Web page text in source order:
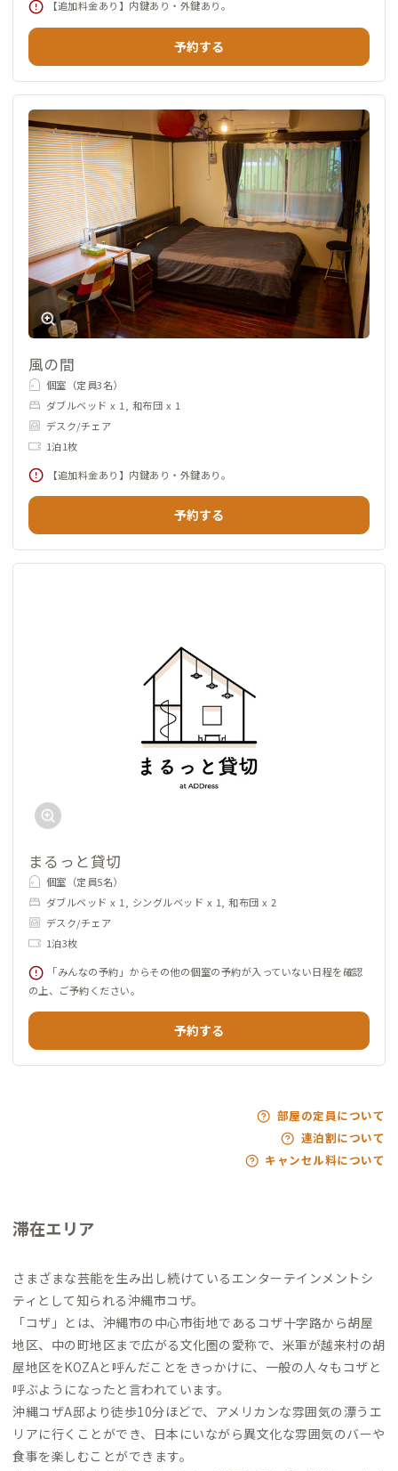
【追加料金あり】内鍵あり・外鍵あり。
予約する
風の間
個室（定員3名）
ダブルベッド x 1, 和布団 x 1
デスク/チェア
1泊1枚
【追加料金あり】内鍵あり・外鍵あり。
予約する
まるっと貸切
個室（定員5名）
ダブルベッド x 1, シングルベッド x 1, 和布団 x 2
デスク/チェア
1泊3枚
「みんなの予約」からその他の個室の予約が入っていない日程を確認
の上、ご予約ください。
予約する
部屋の定員について
連泊割について
キャンセル料について
滞在エリア
さまざまな芸能を生み出し続けているエンターテインメントシ
ティとして知られる沖縄市コザ。
「コザ」とは、沖縄市の中心市街地であるコザ十字路から胡屋
地区、中の町地区まで広がる文化圏の愛称で、米軍が越来村の胡
屋地区をKOZAと呼んだことをきっかけに、一般の人々もコザと
呼ぶようになったと言われています。
沖縄コザA邸より徒歩10分ほどで、アメリカンな雰囲気の漂うエ
リアに行くことができ、日本にいながら異文化な雰囲気のバーや
食事を楽しむことができます。